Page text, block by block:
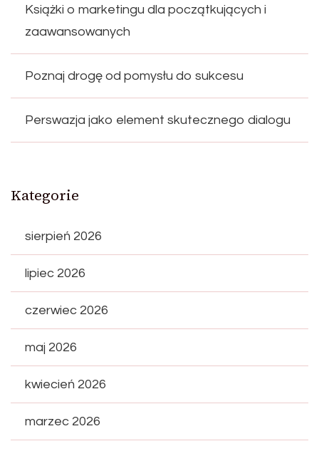
Książki o marketingu dla początkujących i
zaawansowanych
Poznaj drogę od pomysłu do sukcesu
Perswazja jako element skutecznego dialogu
Kategorie
sierpień 2026
lipiec 2026
czerwiec 2026
maj 2026
kwiecień 2026
marzec 2026